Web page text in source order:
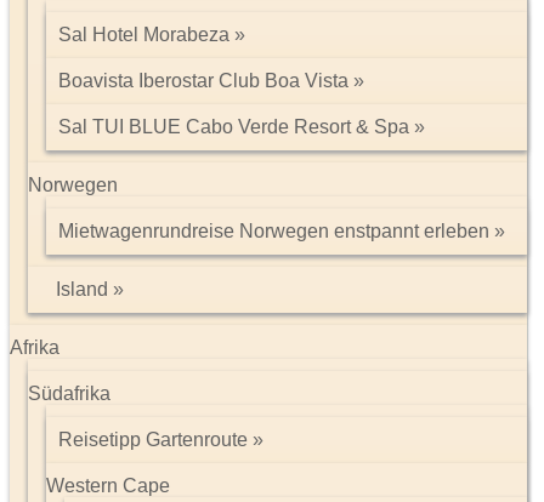
Sal Hotel Morabeza
Boavista Iberostar Club Boa Vista
Sal TUI BLUE Cabo Verde Resort & Spa
Norwegen
Mietwagenrundreise Norwegen enstpannt erleben
Island
Afrika
Südafrika
Reisetipp Gartenroute
Western Cape